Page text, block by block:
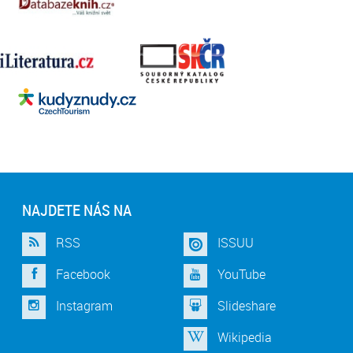
NAJDETE NÁS NA
RSS
Facebook
Instagram
ISSUU
YouTube
Slideshare
Wikipedia